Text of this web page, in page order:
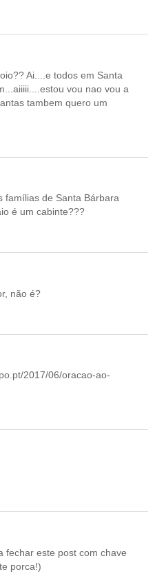
Ai....e todos em Santa
vou nao vou a
tambem quero um
famílias de Santa Bárbara
é um cabinte???
não é?
2017/06/oracao-ao-
fechar este post com chave
porca!)